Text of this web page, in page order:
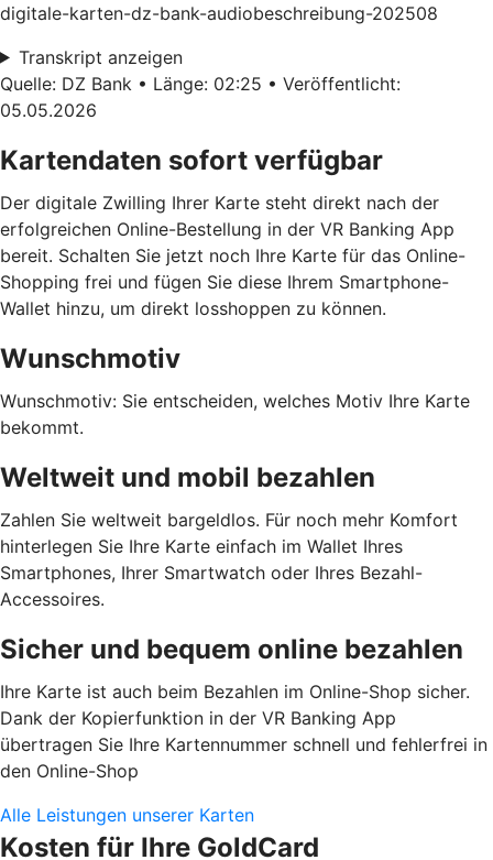
digitale-karten-dz-bank-audiobeschreibung-202508
Transkript anzeigen
Quelle: DZ Bank • Länge: 02:25 • Veröffentlicht:
05.05.2026
Kartendaten sofort verfügbar
Der digitale Zwilling Ihrer Karte steht direkt nach der
erfolgreichen Online-Bestellung in der VR Banking App
bereit. Schalten Sie jetzt noch Ihre Karte für das Online-
Shopping frei und fügen Sie diese Ihrem Smartphone-
Wallet hinzu, um direkt losshoppen zu können.
Wunschmotiv
Wunschmotiv: Sie entscheiden, welches Motiv Ihre Karte
bekommt.
Weltweit und mobil bezahlen
Zahlen Sie weltweit bargeldlos. Für noch mehr Komfort
hinterlegen Sie Ihre Karte einfach im Wallet Ihres
Smartphones, Ihrer Smartwatch oder Ihres Bezahl-
Accessoires.
Sicher und bequem online bezahlen
Ihre Karte ist auch beim Bezahlen im Online-Shop sicher.
Dank der Kopierfunktion in der VR Banking App
übertragen Sie Ihre Kartennummer schnell und fehlerfrei in
den Online-Shop
Alle Leistungen unserer Karten
Kosten für Ihre GoldCard